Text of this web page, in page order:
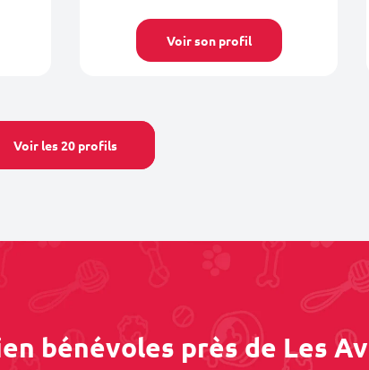
Voir son profil
Voir les 20 profils
bénévoles près de Les